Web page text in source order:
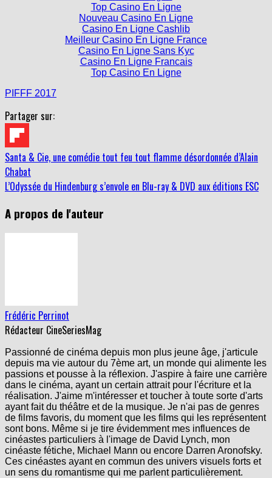
Top Casino En Ligne
Nouveau Casino En Ligne
Casino En Ligne Cashlib
Meilleur Casino En Ligne France
Casino En Ligne Sans Kyc
Casino En Ligne Francais
Top Casino En Ligne
PIFFF 2017
Partager sur:
Santa & Cie, une comédie tout feu tout flamme désordonnée d’Alain
Chabat
L’Odyssée du Hindenburg s’envole en Blu-ray & DVD aux éditions ESC
A propos de l'auteur
Frédéric Perrinot
Rédacteur CineSeriesMag
Passionné de cinéma depuis mon plus jeune âge, j'articule
depuis ma vie autour du 7ème art, un monde qui alimente les
passions et pousse à la réflexion. J'aspire à faire une carrière
dans le cinéma, ayant un certain attrait pour l'écriture et la
réalisation. J'aime m'intéresser et toucher à toute sorte d'arts
ayant fait du théâtre et de la musique. Je n'ai pas de genres
de films favoris, du moment que les films qui les représentent
sont bons. Même si je tire évidemment mes influences de
cinéastes particuliers à l'image de David Lynch, mon
cinéaste fétiche, Michael Mann ou encore Darren Aronofsky.
Ces cinéastes ayant en commun des univers visuels forts et
un sens du romantisme qui me parlent particulièrement.